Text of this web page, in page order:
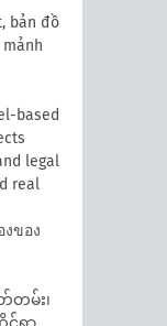
bản đồ
based
legal
real
ของ
တမ်း၊